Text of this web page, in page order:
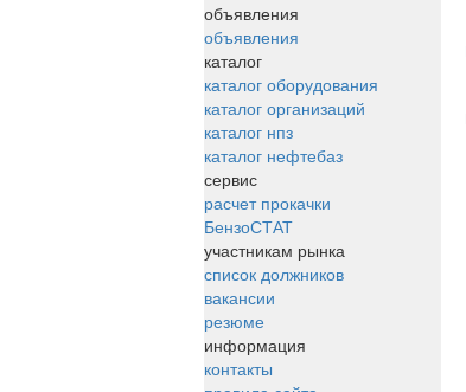
объявления
объявления
каталог
каталог оборудования
каталог организаций
каталог нпз
каталог нефтебаз
сервис
расчет прокачки
БензоСТАТ
участникам рынка
список должников
вакансии
резюме
информация
контакты